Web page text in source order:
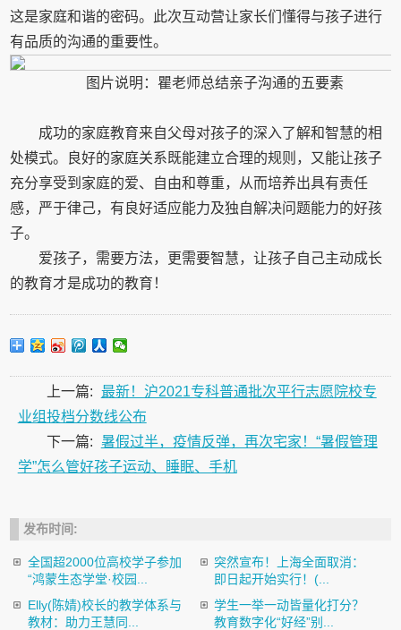
这是家庭和谐的密码。此次互动营让家长们懂得与孩子进行
有品质的沟通的重要性。
图片说明：瞿老师总结亲子沟通的五要素
成功的家庭教育来自父母对孩子的深入了解和智慧的相
处模式。良好的家庭关系既能建立合理的规则，又能让孩子
充分享受到家庭的爱、自由和尊重，从而培养出具有责任
感，严于律己，有良好适应能力及独自解决问题能力的好孩
子。
爱孩子，需要方法，更需要智慧，让孩子自己主动成长
的教育才是成功的教育！
上一篇: 最新！沪2021专科普通批次平行志愿院校专
业组投档分数线公布
下一篇: 暑假过半，疫情反弹，再次宅家！“暑假管理
学”怎么管好孩子运动、睡眠、手机
发布时间:
全国超2000位高校学子参加
“鸿蒙生态学堂·校园...
突然宣布！上海全面取消：
即日起开始实行！(...
Elly(陈婧)校长的教学体系与
教材：助力王慧同...
学生一举一动皆量化打分？
教育数字化“好经”别...